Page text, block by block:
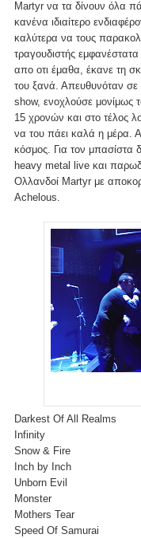
Martyr να τα δίνουν όλα
κανένα ιδιαίτερο
καλύτερα να τους
τραγουδιστής εμφανέστατα
απο οτι έμαθα, έκανε τη
του ξανά. Απευθυνόταν σε
show, ενοχλούσε μονίμως
15 χρονών και στο τέλος
να του πάει καλά η μέρα.
κόσμος. Για τον μπασίστα
heavy metal live και
Ολλανδοί Martyr με
Achelous.
Darkest Of All Realms
Infinity
Snow & Fire
Inch by Inch
Unborn Evil
Monster
Mothers Tear
Speed Of Samurai